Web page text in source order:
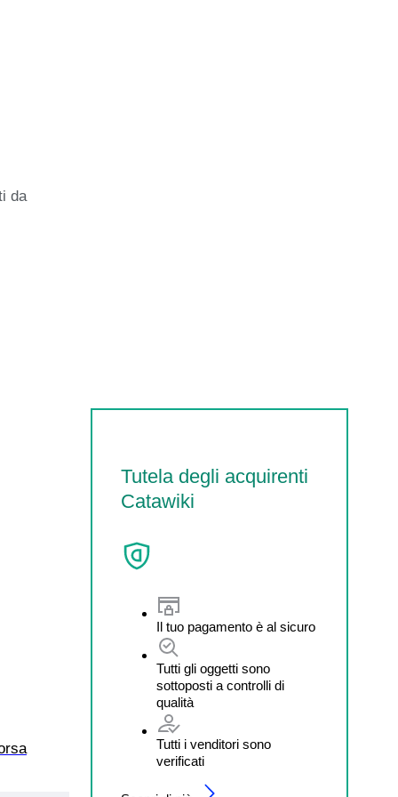
da
Tutela degli acquirenti
Catawiki
Il tuo pagamento è al sicuro
Tutti gli oggetti sono
sottoposti a controlli di
qualità
Tutti i venditori sono
verificati